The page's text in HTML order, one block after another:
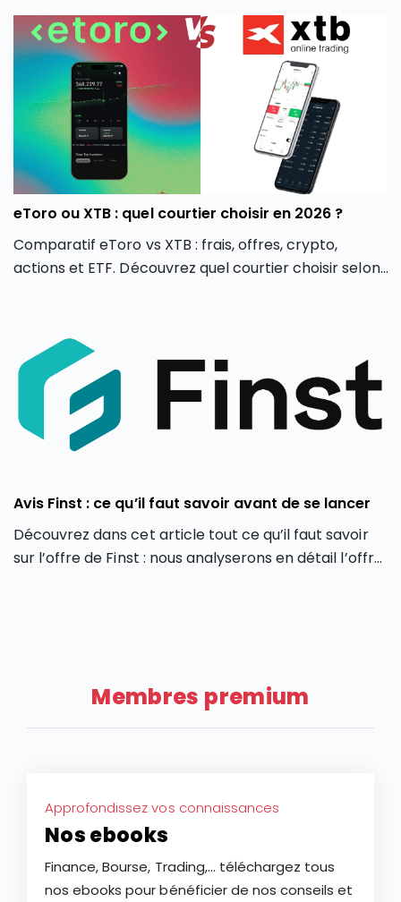
éclairé, adapté à votre stratégie d’investissement
professionnelle.
eToro ou XTB : quel courtier choisir en 2026 ?
Comparatif eToro vs XTB : frais, offres, crypto,
actions et ETF. Découvrez quel courtier choisir selon
Avis Finst : ce qu’il faut savoir avant de se lancer
Découvrez dans cet article tout ce qu’il faut savoir
sur l’offre de Finst : nous analyserons en détail l’offre
Membres premium
Approfondissez vos connaissances
Nos ebooks
Finance, Bourse, Trading,... téléchargez tous
nos ebooks pour bénéficier de nos conseils et